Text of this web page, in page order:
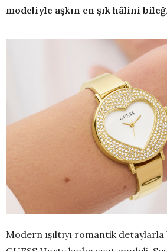
modeliyle aşkın en şık hâlini
Modern ışıltıyı romantik